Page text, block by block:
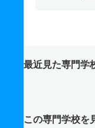
最近見た専門学
この専門学校を